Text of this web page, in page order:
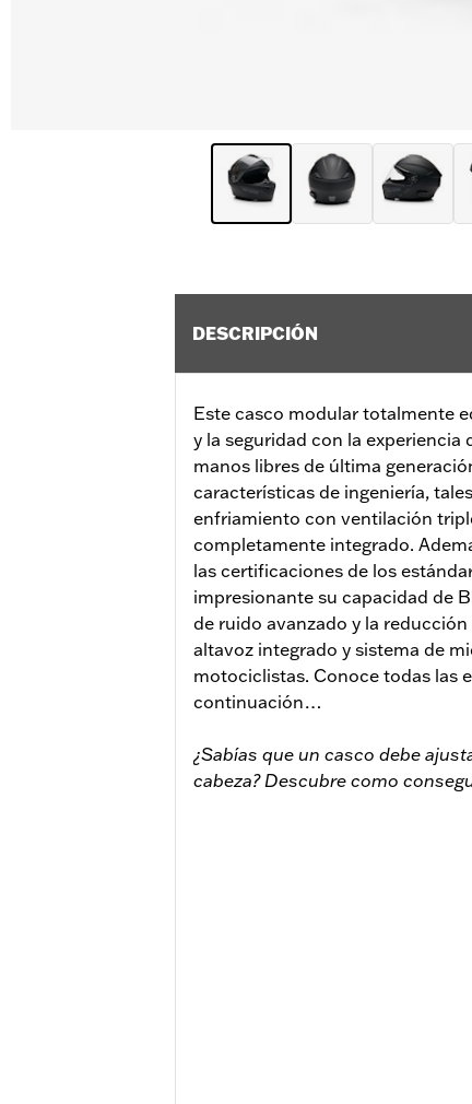
DESCRIPCIÓN
Este casco modular totalmente
y la seguridad con la
manos libres de última
características de ingeniería,
enfriamiento con ventilación
completamente integrado.
las certificaciones de los
impresionante su capacidad de
de ruido avanzado y la
altavoz integrado y sistema de
motociclistas. Conoce todas las
continuación…
¿Sabías que un casco debe
cabeza? Descubre como